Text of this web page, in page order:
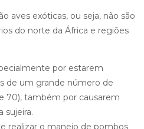
aves exóticas, ou seja, não são
do norte da África e regiões
por estarem
de um grande número de
70), também por causarem
sujeira.
realizar o manejo de pombos